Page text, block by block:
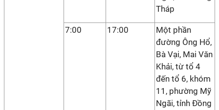
Tháp
7:00 17:00
Một phần
đường Ông Hổ,
Bà Vại, Mai Văn
Khải, từ tổ 4
đến tổ 6, khóm
11, phường Mỹ
Ngãi, tỉnh Đồng